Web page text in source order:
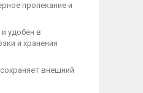
пропекание и
удобен в
и хранения
внешний